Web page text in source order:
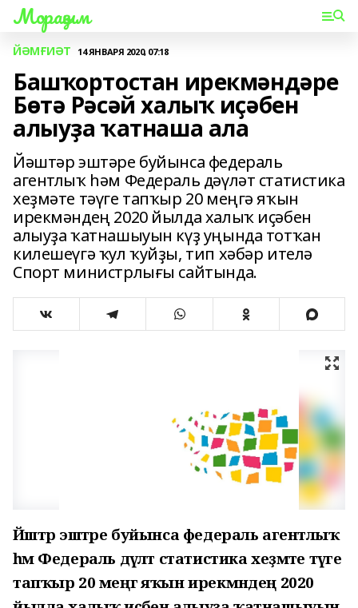
Мораҙым
ЙӘМҒИӘТ 14 ЯНВАРЯ 2020, 07:18
Башҡортостан ирекмәндәре
Бөтә Рәсәй халыҡ иҫәбен
алыуҙа ҡатнаша ала
Йәштәр эштәре буйынса федераль
агентлыҡ һәм Федераль дәүләт статистика
хеҙмәте тәүге тапҡыр 20 меңгә яҡын
ирекмәндең 2020 йылда халыҡ иҫәбен
алыуҙа ҡатнашыуын күҙ уңында тотҡан
килешеүгә ҡул ҡуйҙы, тип хәбәр ителә
Спорт министрлығы сайтында.
Йәштәр эштәре буйынса федераль агентлыҡ
һәм Федераль дәүләт статистика хеҙмәте тәүге
тапҡыр 20 меңгә яҡын ирекмәндең 2020